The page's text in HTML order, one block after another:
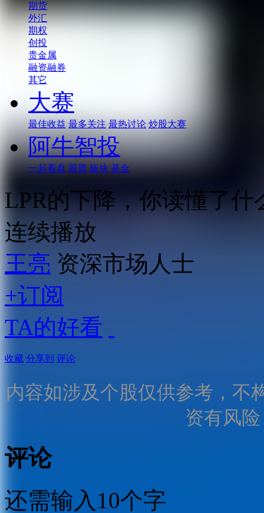
期货
外汇
期权
创投
贵金属
融资融券
其它
大赛
最佳收益 最多关注 最热讨论 炒股大赛
阿牛智投
一起看盘 股票 板块 基金
LPR的下降，你读懂了什
连续播放
王亮 资深市场人士
+订阅
TA的好看
收藏 分享到 评论
内容如涉及个股仅供参考，不
资有风
评论
还需输入10个字